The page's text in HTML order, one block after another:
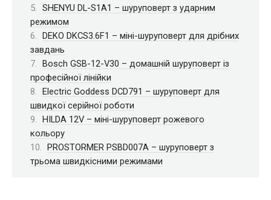
SHENYU DL-S1A1 – шуруповерт з ударним
режимом
DEKO DKCS3.6F1 – міні-шуруповерт для дрібних
завдань
Bosch GSB-12-V30 – домашній шуруповерт із
професійної лінійки
Electric Goddess DCD791 – шуруповерт для
швидкої серійної роботи
HILDA 12V – міні-шуруповерт рожевого
кольору
PROSTORMER PSBD007A – шуруповерт з
трьома швидкісними режимами